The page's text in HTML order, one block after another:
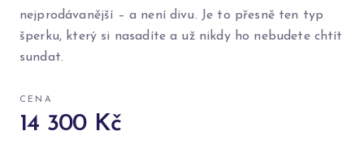
nejprodávanější – a není divu. Je to přesně ten typ
šperku, který si nasadíte a už nikdy ho nebudete chtít
sundat.
CENA
14 300 Kč